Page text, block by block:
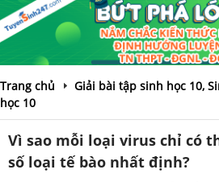
Trang chủ
Giải bài tập sinh học 10,
học 10
Vì sao mỗi loại virus chỉ có
số loại tế bào nhất định?